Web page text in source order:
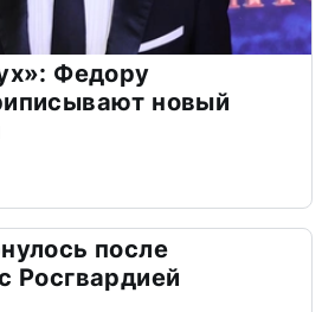
Федору
новый
после
Росгвардией